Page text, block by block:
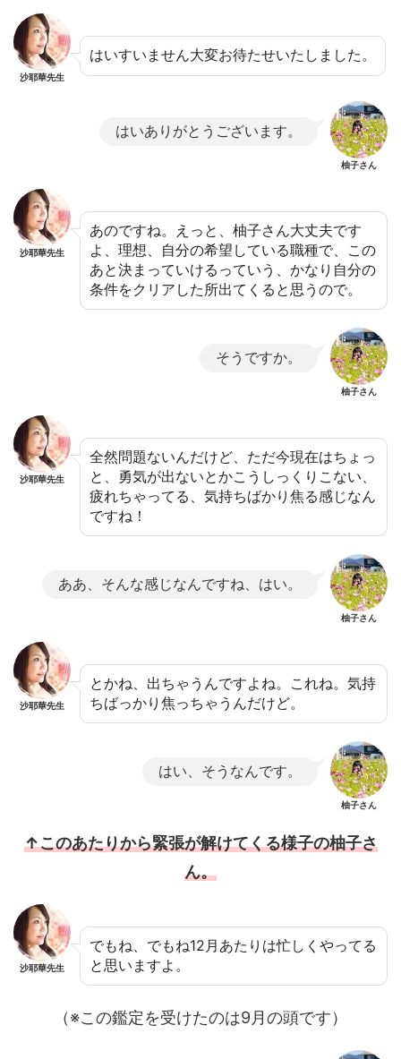
沙耶華先生
はいすいません大変お待たせいたしました。
はいありがとうございます。
柚子さん
沙耶華先生
あのですね。えっと、柚子さん大丈夫です
よ、理想、自分の希望している職種で、この
あと決まっていけるっていう、かなり自分の
条件をクリアした所出てくると思うので。
そうですか。
柚子さん
沙耶華先生
全然問題ないんだけど、ただ今現在はちょっ
と、勇気が出ないとかこうしっくりこない、
疲れちゃってる、気持ちばかり焦る感じなん
ですね！
ああ、そんな感じなんですね、はい。
柚子さん
沙耶華先生
とかね、出ちゃうんですよね。これね。気持
ちばっかり焦っちゃうんだけど。
はい、そうなんです。
柚子さん
↑このあたりから緊張が解けてくる様子の柚子さ
ん。
沙耶華先生
でもね、でもね12月あたりは忙しくやってる
と思いますよ。
（※この鑑定を受けたのは9月の頭です）